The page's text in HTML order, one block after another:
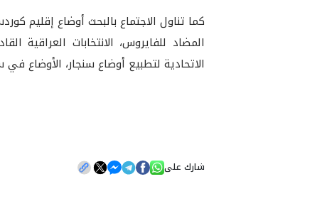
كما تناول الاجتماع بالبحث أوضاع إقليم
المضاد للفايروس، الانتخابات
الاتحادية لتطبيع أوضاع سنجار،
شارك على